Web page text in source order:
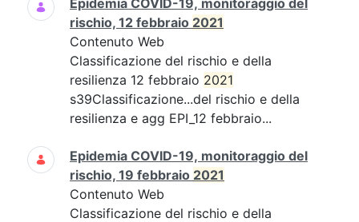
Epidemia COVID-19, monitoraggio del
rischio, 12 febbraio 2021
Contenuto Web
Classificazione del rischio e della
resilienza 12 febbraio 2021
s39Classificazione...del rischio e della
resilienza e agg EPI_12 febbraio...
Epidemia COVID-19, monitoraggio del
rischio, 19 febbraio 2021
Contenuto Web
Classificazione del rischio e della